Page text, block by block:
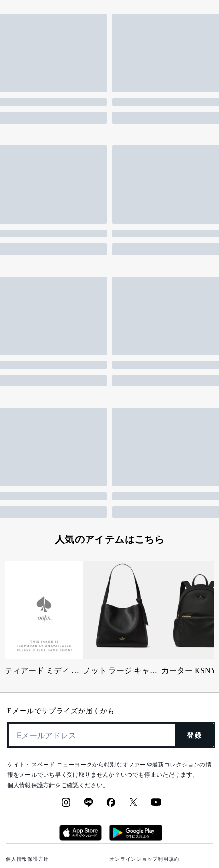
人気のアイテムはこちら
ティアード ミディ ドレス ノット ラージ キャリーオール
Eメールでサプライズが届くかも
登録
ケイト・スペード ニューヨークから特別なオファーや最新コレクションの情
報をメールでいち早く受け取りませんか？いつでも停止いただけます。
個人情報保護方針をご確認ください。
個人情報保護方針 オンラインショップ利用規約